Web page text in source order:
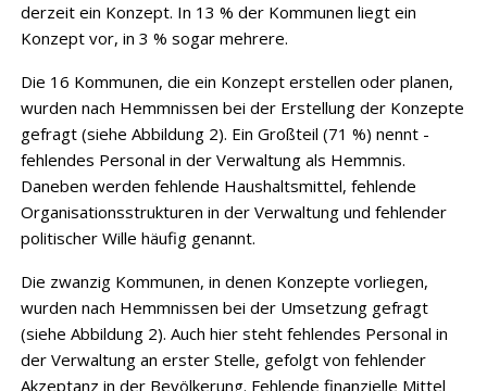
derzeit ein Konzept. In 13 % der Kommunen liegt ein
Konzept vor, in 3 % sogar mehrere.
Die 16 Kommunen, die ein Konzept erstellen oder planen,
wurden nach Hemmnissen bei der Erstellung der Konzepte
gefragt (siehe Abbildung 2). Ein Großteil (71 %) nennt ­
fehlendes Personal in der Verwaltung als Hemmnis.
Daneben werden fehlende Haushalts­mittel, fehlende
Organisationsstrukturen in der Verwaltung und fehlender
politischer ­Wille ­häufig genannt.
Die zwanzig Kommunen, in denen Konzepte vorliegen,
wurden nach Hemmnissen bei der Umsetzung gefragt
(siehe Abbildung 2). Auch hier steht fehlendes Personal in
der ­Verwaltung an erster Stelle, gefolgt von fehlender
Akzeptanz in der Bevölkerung. ­Fehlende finanzielle Mittel